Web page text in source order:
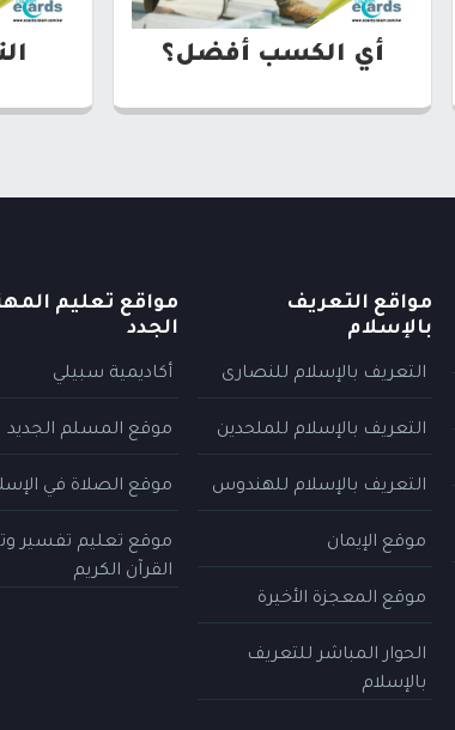
أي الكسب أفضل؟
مواقع التعريف
بالإسلام
التعريف بالإسلام للنصارى
التعريف بالإسلام للملحدين
التعريف بالإسلام للهندوس
موقع الإيمان
موقع المعجزة الأخيرة
الحوار المباشر للتعريف
بالإسلام
مواقع تعليم
الجدد
أكاديمية سبيلي
موقع المسلم الجديد
موقع الصلاة في
موقع تعليم تفسير
القرآن الكريم